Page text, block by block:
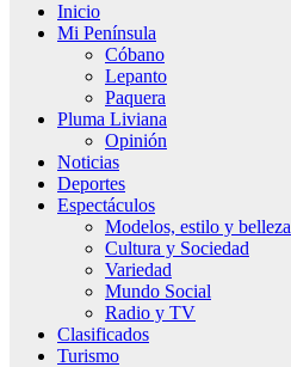
Inicio
Mi Península
Cóbano
Lepanto
Paquera
Pluma Liviana
Opinión
Noticias
Deportes
Espectáculos
Modelos, estilo y belleza
Cultura y Sociedad
Variedad
Mundo Social
Radio y TV
Clasificados
Turismo